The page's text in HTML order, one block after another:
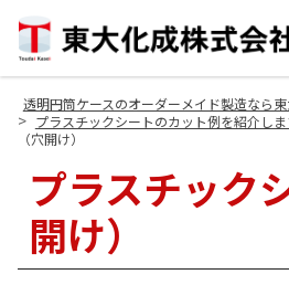
透明円筒ケースのオーダーメイド製造なら
> プラスチックシートのカット例を紹介し
（穴開け）
プラスチック
開け）
Site
Footer